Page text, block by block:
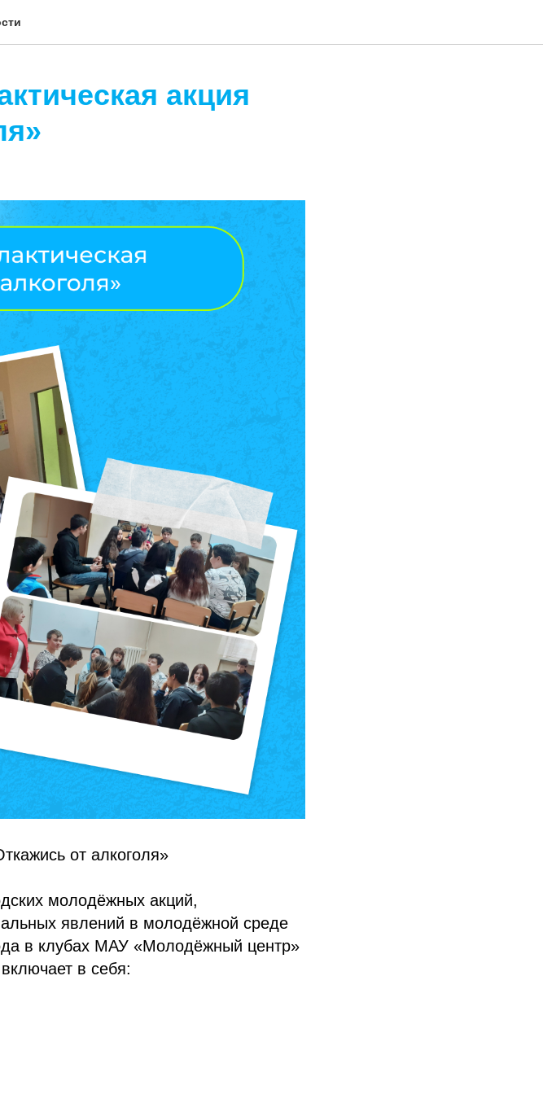
акция
от алкоголя»
молодёжных акций,
явлений в молодёжной среде
в клубах МАУ «Молодёжный центр»
в себя: